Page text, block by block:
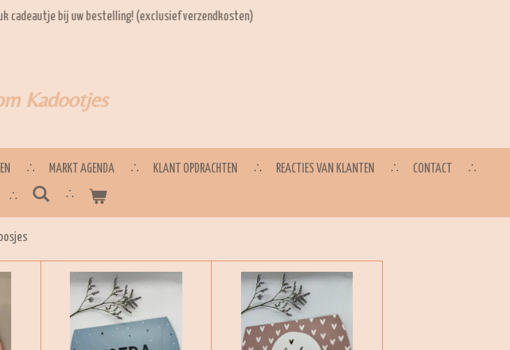
kunt het (kraam) cadeautje ook rechtstreeks laten afleveren op het (kraam) adres!
Kadootjes
MARKT AGENDA KLANT OPDRACHTEN REACTIES VAN KLANTEN CONTACT